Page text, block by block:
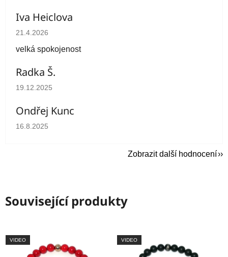
Iva Heiclova
Hodnocení obchodu je 5 z 5 hvězdiček.
21.4.2026
velká spokojenost
Radka Š.
Hodnocení obchodu je 5 z 5 hvězdiček.
19.12.2025
Ondřej Kunc
Hodnocení obchodu je 5 z 5 hvězdiček.
16.8.2025
Zobrazit další hodnocení
Související produkty
VIDEO VIDEO